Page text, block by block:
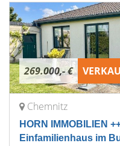
269.000,- €
Chemnitz
HORN IMMOBILIEN
Einfamilienhaus im